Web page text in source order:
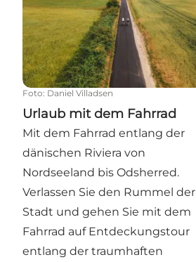
Foto: Daniel Villadsen
Urlaub mit dem Fahrrad
Mit dem Fahrrad entlang der
dänischen Riviera von
Nordseeland bis Odsherred.
Verlassen Sie den Rummel der
Stadt und gehen Sie mit dem
Fahrrad auf Entdeckungstour
entlang der traumhaften